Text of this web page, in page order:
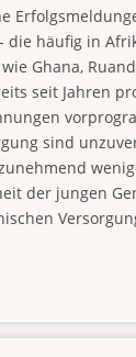
die häufig in
Ghana,
seit Jahren
sind
der jungen